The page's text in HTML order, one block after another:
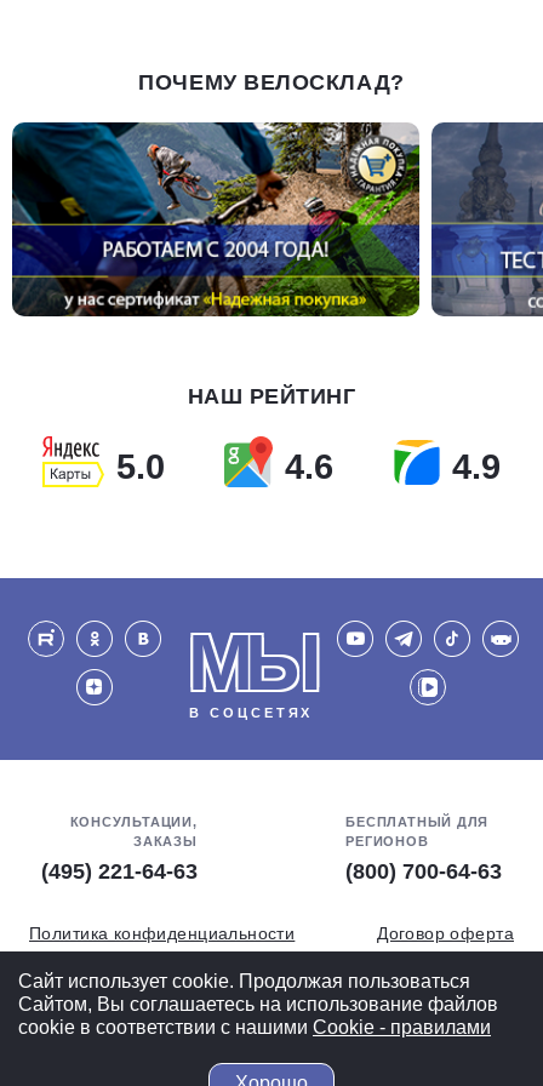
ПОЧЕМУ ВЕЛОСКЛАД?
НАШ РЕЙТИНГ
5.0 4.6 4.9
МЫ
В СОЦСЕТЯХ
КОНСУЛЬТАЦИИ,
ЗАКАЗЫ
(495) 221-64-63
БЕСПЛАТНЫЙ ДЛЯ
РЕГИОНОВ
(800) 700-64-63
Политика конфиденциальности
Договор оферта
Обработка персональных данных
СОУТ
Полная версия
Сайт использует cookie. Продолжая пользоваться
Сайтом, Вы соглашаетесь на использование файлов
cookie в соответствии с нашими Cookiе - правилами